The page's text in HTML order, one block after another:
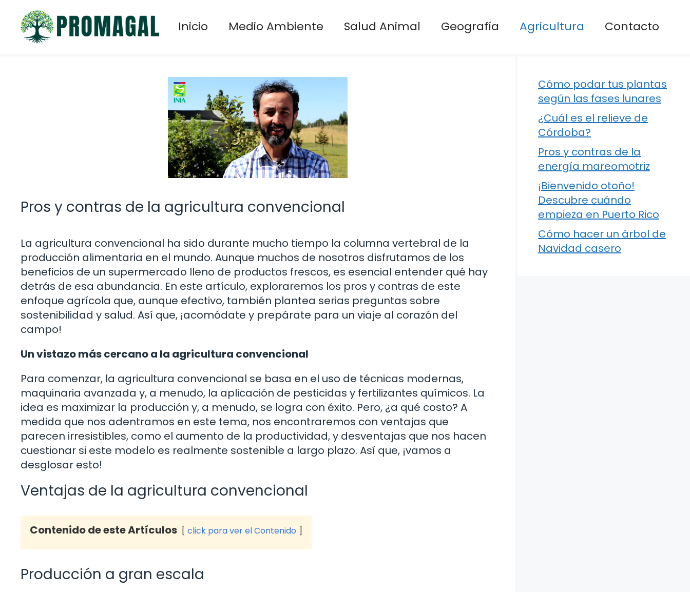
contenido
Inicio Medio Ambiente Salud Animal Geografía Agricultura Contacto
Pros y contras de la agricultura convencional
La agricultura convencional ha sido durante mucho tiempo la columna vertebral de la
producción alimentaria en el mundo. Aunque muchos de nosotros disfrutamos de los
beneficios de un supermercado lleno de productos frescos, es esencial entender qué hay
detrás de esa abundancia. En este artículo, exploraremos los pros y contras de este
enfoque agrícola que, aunque efectivo, también plantea serias preguntas sobre
sostenibilidad y salud. Así que, ¡acomódate y prepárate para un viaje al corazón del
campo!
Un vistazo más cercano a la agricultura convencional
Para comenzar, la agricultura convencional se basa en el uso de técnicas modernas,
maquinaria avanzada y, a menudo, la aplicación de pesticidas y fertilizantes químicos. La
idea es maximizar la producción y, a menudo, se logra con éxito. Pero, ¿a qué costo? A
medida que nos adentramos en este tema, nos encontraremos con ventajas que
parecen irresistibles, como el aumento de la productividad, y desventajas que nos hacen
cuestionar si este modelo es realmente sostenible a largo plazo. Así que, ¡vamos a
desglosar esto!
Ventajas de la agricultura convencional
Contenido de este Artículos click para ver el Contenido
Producción a gran escala
Cómo podar tus plantas
según las fases lunares
¿Cuál es el relieve de
Córdoba?
Pros y contras de la
energía mareomotriz
¡Bienvenido otoño!
Descubre cuándo
empieza en Puerto Rico
Cómo hacer un árbol de
Navidad casero